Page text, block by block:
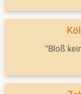
"Bloß